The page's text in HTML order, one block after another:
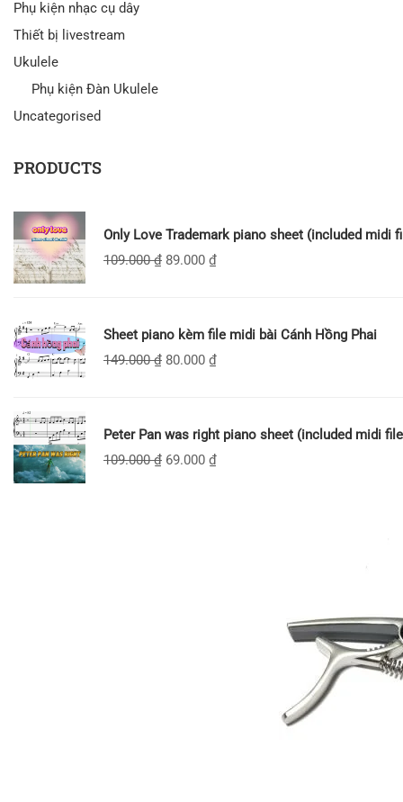
Phụ kiện nhạc cụ dây
Thiết bị livestream
Ukulele
Phụ kiện Đàn Ukulele
Uncategorised
PRODUCTS
Only Love Trademark piano sheet (included midi
109.000₫ 89.000 ₫
Sheet piano kèm file midi bài Cánh Hồng Phai
149.000₫ 80.000 ₫
Peter Pan was right piano sheet (included midi
109.000₫ 69.000 ₫